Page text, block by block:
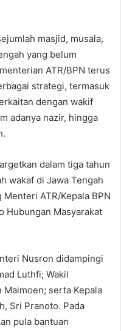
masjid, musala,
yang belum
ATR/BPN terus
strategi, termasuk
dengan wakif
adanya nazir, hingga
dalam tiga tahun
wakaf di Jawa Tengah
ATR/Kepala BPN
Hubungan Masyarakat
Nusron didampingi
Luthfi; Wakil
Maimoen; serta Kepala
Sri Pranoto. Pada
pula bantuan